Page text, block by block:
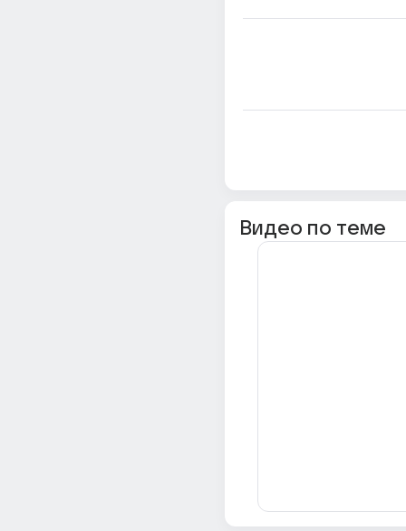
Видео по теме